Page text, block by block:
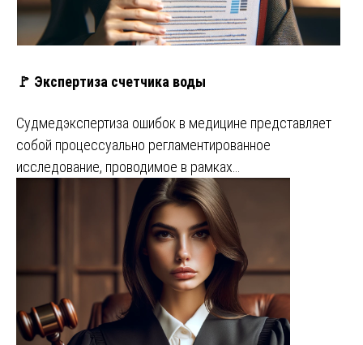
🚩 Экспертиза счетчика воды
Судмедэкспертиза ошибок в медицине представляет
собой процессуально регламентированное
исследование, проводимое в рамках…